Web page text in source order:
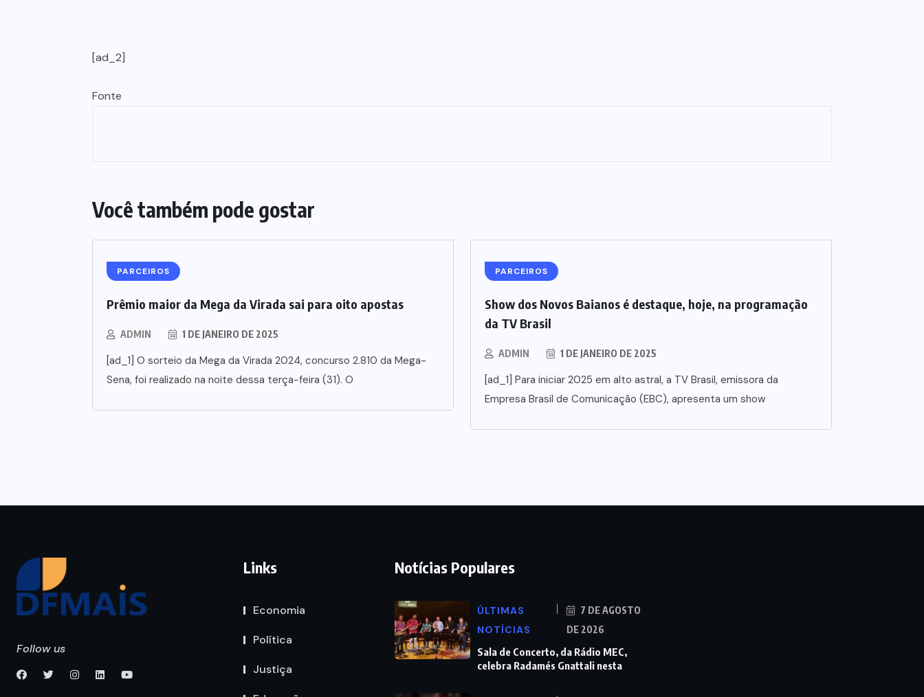
[ad_2]
Fonte
Você também pode gostar
PARCEIROS
Prêmio maior da Mega da Virada sai para oito apostas
ADMIN 1 DE JANEIRO DE 2025
[ad_1] O sorteio da Mega da Virada 2024, concurso 2.810 da Mega-
Sena, foi realizado na noite dessa terça-feira (31). O
PARCEIROS
Show dos Novos Baianos é destaque, hoje, na programação
da TV Brasil
ADMIN 1 DE JANEIRO DE 2025
[ad_1] Para iniciar 2025 em alto astral, a TV Brasil, emissora da
Empresa Brasil de Comunicação (EBC), apresenta um show
Follow us
Links
Economia
Política
Justiça
Notícias Populares
ÚLTIMAS
NOTÍCIAS
7 DE AGOSTO
DE 2026
Sala de Concerto, da Rádio MEC,
celebra Radamés Gnattali nesta